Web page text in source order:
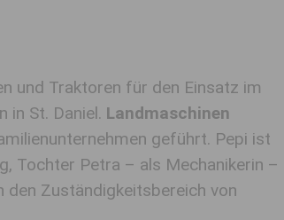
und Traktoren für den Einsatz im
in St. Daniel. Landmaschinen
geführt. Pepi ist
Tochter Petra – als Mechanikerin –
Zuständigkeitsbereich von